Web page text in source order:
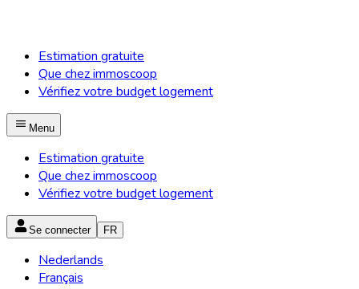
Estimation gratuite
Que chez immoscoop
Vérifiez votre budget logement
Menu
Estimation gratuite
Que chez immoscoop
Vérifiez votre budget logement
Se connecter FR
Nederlands
Français